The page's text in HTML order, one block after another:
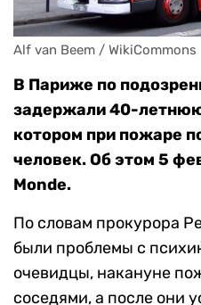
Alf van Beem / WikiCommons
В Париже по
задержали 40-
котором при пожаре
человек. Об этом 5
Monde.
По словам прокурора
были проблемы с
очевидцы, накануне
соседями, а после они